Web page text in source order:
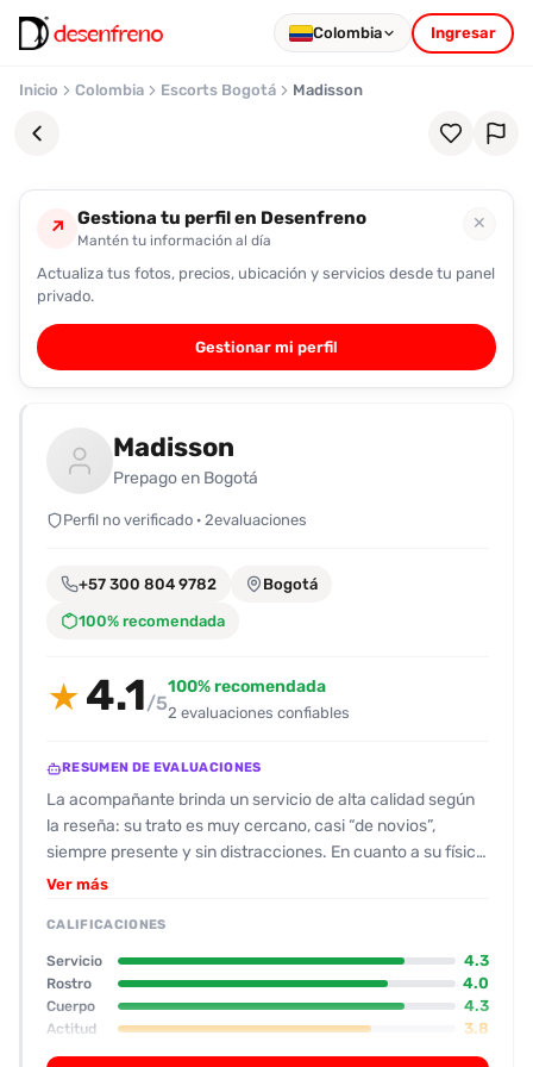
Colombia Ingresar
Inicio Colombia Escorts Bogotá Madisson
Favoritos
Pronto
podrás
registrarte
guardar
favoritas
para
fácilmente.
↗ Gestiona tu perfil en Desenfreno
Mantén tu información al día
✕
Actualiza tus fotos, precios, ubicación y servicios desde tu panel
privado.
Gestionar mi perfil
Madisson
Prepago en Bogotá
Perfil no verificado · 2evaluaciones
+57 300 804 9782 Bogotá
100% recomendada
★ 4.1/5
100% recomendada
2 evaluaciones confiables
RESUMEN DE EVALUACIONES
La acompañante brinda un servicio de alta calidad según
la reseña: su trato es muy cercano, casi “de novios”,
siempre presente y sin distracciones. En cuanto a su físico,
las fotos coinciden con la realidad: una chica alta, trozuda,
sus senos son medianos y su rostro tiene un look colegial
que le da atractivo extra. La experiencia sexual es
completa: oral con condón, estimulación manual, y el
segundo “polvo” (masturbación) iniciado de forma
proactiva por ella. El anal está disponible a un precio
adicional. Los besos son ricos y no se negocian, y no hubo
Ver más
CALIFICACIONES
Servicio 4.3
Rostro 4.0
Cuerpo 4.3
Actitud 3.8